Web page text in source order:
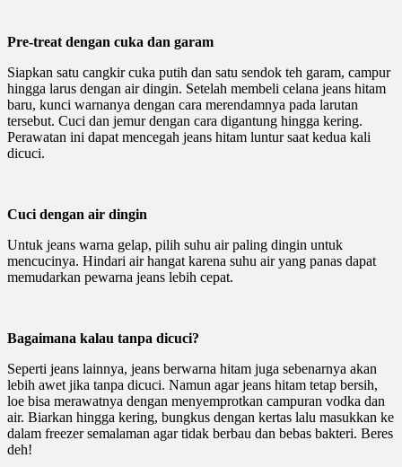
Pre-treat dengan cuka dan garam
Siapkan satu cangkir cuka putih dan satu sendok teh garam, campur
hingga larus dengan air dingin. Setelah membeli celana jeans hitam
baru, kunci warnanya dengan cara merendamnya pada larutan
tersebut. Cuci dan jemur dengan cara digantung hingga kering.
Perawatan ini dapat mencegah jeans hitam luntur saat kedua kali
dicuci.
Cuci dengan air dingin
Untuk jeans warna gelap, pilih suhu air paling dingin untuk
mencucinya. Hindari air hangat karena suhu air yang panas dapat
memudarkan pewarna jeans lebih cepat.
Bagaimana kalau tanpa dicuci?
Seperti jeans lainnya, jeans berwarna hitam juga sebenarnya akan
lebih awet jika tanpa dicuci. Namun agar jeans hitam tetap bersih,
loe bisa merawatnya dengan menyemprotkan campuran vodka dan
air. Biarkan hingga kering, bungkus dengan kertas lalu masukkan ke
dalam freezer semalaman agar tidak berbau dan bebas bakteri. Beres
deh!